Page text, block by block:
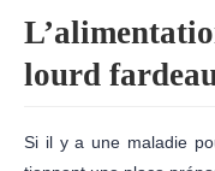
lourd
Si il y a une maladie